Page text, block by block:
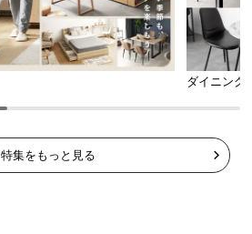
ダイニング
特集をもっと見る